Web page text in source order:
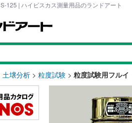
| ハイビスカス測量用品のランドアート
土壌分析 > 粒度試験 > 粒度試験用フル